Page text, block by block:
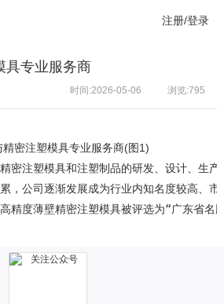
注册/登录
具专业服务商
浏览:795
时间:2026-05-06
密注塑模具和注塑制品的研发、设计、生
，公司逐渐发展成为行业内知名度较高、
精度薄壁精密注塑模具被评选为“广东省